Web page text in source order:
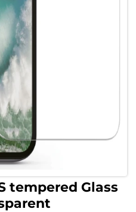
tempered Glass